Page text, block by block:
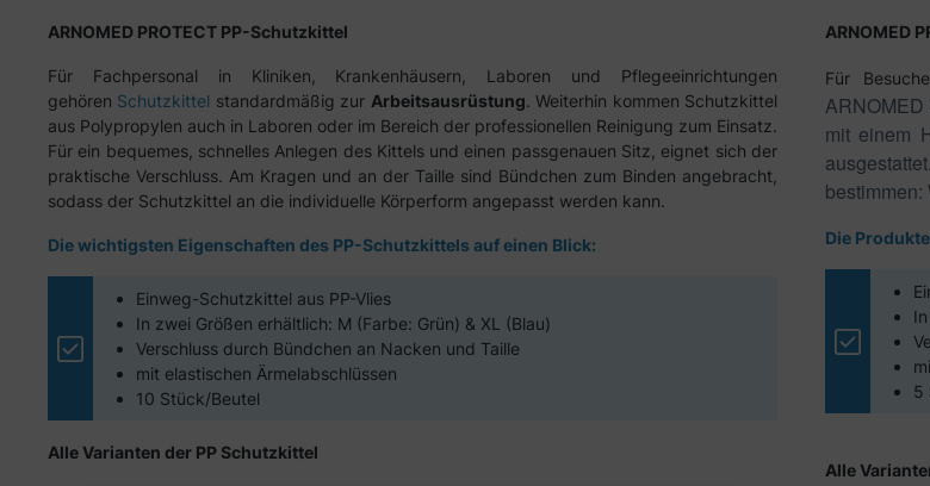
ARNOMED PROTECT PP-Schutzkittel
Für Fachpersonal in Kliniken, Krankenhäusern, Laboren und Pflegeeinrichtungen
gehören Schutzkittel standardmäßig zur Arbeitsausrüstung. Weiterhin kommen Schutzkittel
aus Polypropylen auch in Laboren oder im Bereich der professionellen Reinigung zum Einsatz.
Für ein bequemes, schnelles Anlegen des Kittels und einen passgenauen Sitz, eignet sich der
praktische Verschluss. Am Kragen und an der Taille sind Bündchen zum Binden angebracht,
sodass der Schutzkittel an die individuelle Körperform angepasst werden kann.
Die wichtigsten Eigenschaften des PP-Schutzkittels auf einen Blick:
Einweg-Schutzkittel aus PP-Vlies
In zwei Größen erhältlich: M (Farbe: Grün) & XL (Blau)
Verschluss durch Bündchen an Nacken und Taille
mit elastischen Ärmelabschlüssen
10 Stück/Beutel
Alle Varianten der PP Schutzkittel
ARNOMED
Für
ARNOMED
mit einem
Die
5
Alle